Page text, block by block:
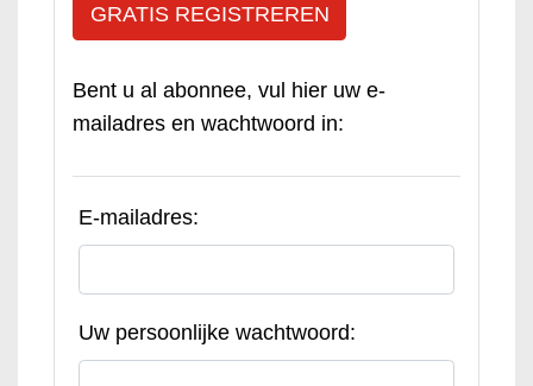
GRATIS REGISTREREN
Bent u al abonnee, vul hier uw e-
mailadres en wachtwoord in:
E-mailadres:
Uw persoonlijke wachtwoord: